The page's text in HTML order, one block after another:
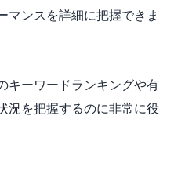
マンスを詳細に把握できま
キーワードランキングや有
況を把握するのに非常に役